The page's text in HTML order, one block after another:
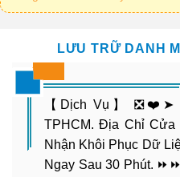
LƯU TRỮ DANH
【Dịch Vụ】 ❎❤️➤
TPHCM. Địa Chỉ Cửa
Nhận Khôi Phục Dữ
Ngay Sau 30 Phút.